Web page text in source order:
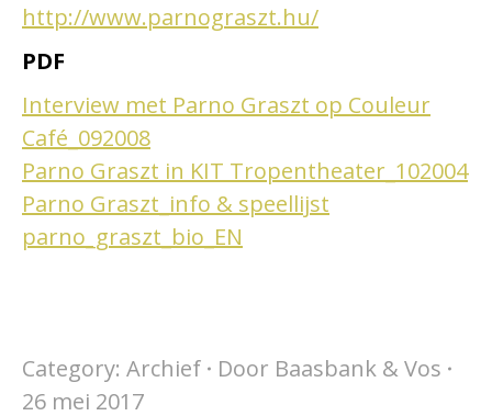
http://www.parnograszt.hu/
PDF
Interview met Parno Graszt op Couleur
Café_092008
Parno Graszt in KIT Tropentheater_102004
Parno Graszt_info & speellijst
parno_graszt_bio_EN
Category: Archief Door Baasbank & Vos
26 mei 2017